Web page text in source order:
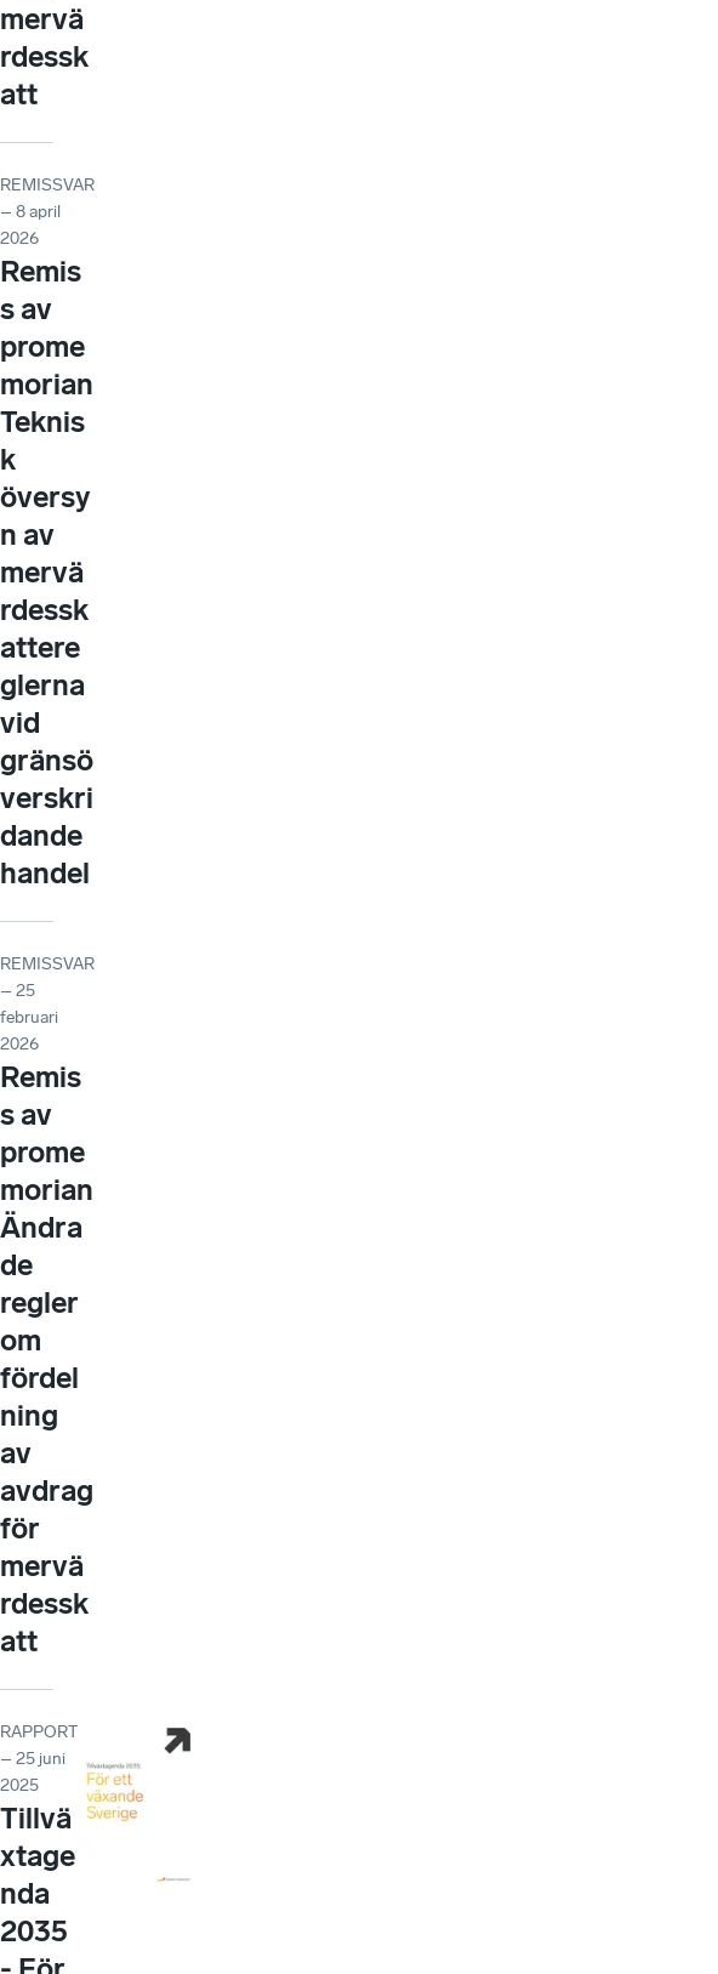
mervä
rdessk
att
REMISSVAR
– 8 april
2026
Remis
s av
prome
morian
Teknis
k
översy
n av
mervä
rdessk
attere
glerna
vid
gränsö
verskri
dande
handel
REMISSVAR
– 25
februari
2026
Remis
s av
prome
morian
Ändra
de
regler
om
fördel
ning
av
avdrag
för
mervä
rdessk
att
RAPPORT
– 25 juni
2025
Tillvä
xtage
nda
2035